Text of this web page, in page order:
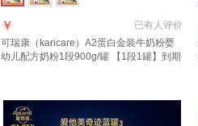
已有人评价
￥
可瑞康（karicare）A2蛋白金装牛奶粉婴
幼儿配方奶粉1段900g/罐 【1段1罐】到期